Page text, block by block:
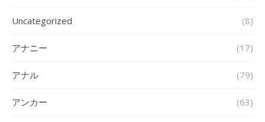
Uncategorized (8)
アナニー (17)
アナル (79)
アンカー (63)